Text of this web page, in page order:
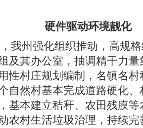
硬件驱动环境靓化
我州强化组织推动，高规
及其办公室，抽调精干力
性村庄规划编制，名镇名
自然村基本完成道路硬化
基本建立秸秆、农田残膜
农村生活垃圾治理，持续